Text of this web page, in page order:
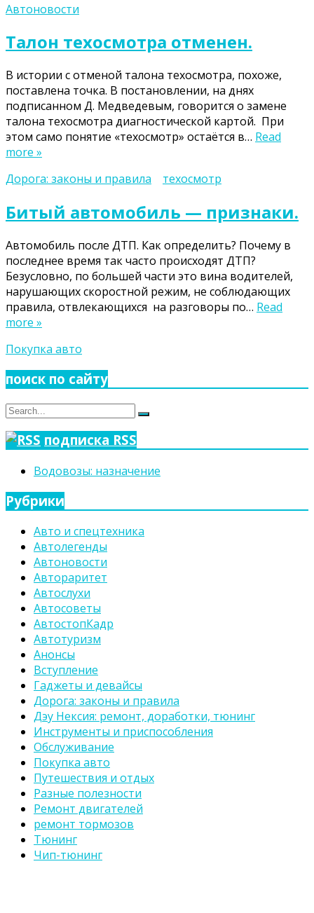
Автоновости
Талон техосмотра отменен.
В истории с отменой талона техосмотра, похоже,
поставлена точка. В постановлении, на днях
подписанном Д. Медведевым, говорится о замене
талона техосмотра диагностической картой. При
этом само понятие «техосмотр» остаётся в… Read
more »
Дорога: законы и правила
техосмотр
Битый автомобиль — признаки.
Автомобиль после ДТП. Как определить? Почему в
последнее время так часто происходят ДТП?
Безусловно, по большей части это вина водителей,
нарушающих скоростной режим, не соблюдающих
правила, отвлекающихся на разговоры по… Read
more »
Покупка авто
поиск по сайту
Search
Search
подписка RSS
Водовозы: назначение
Рубрики
Авто и спецтехника
Автолегенды
Автоновости
Автораритет
Автослухи
Автосоветы
АвтостопКадр
Автотуризм
Анонсы
Вступление
Гаджеты и девайсы
Дорога: законы и правила
Дэу Нексия: ремонт, доработки, тюнинг
Инструменты и приспособления
Обслуживание
Покупка авто
Путешествия и отдых
Разные полезности
Ремонт двигателей
ремонт тормозов
Тюнинг
Чип-тюнинг